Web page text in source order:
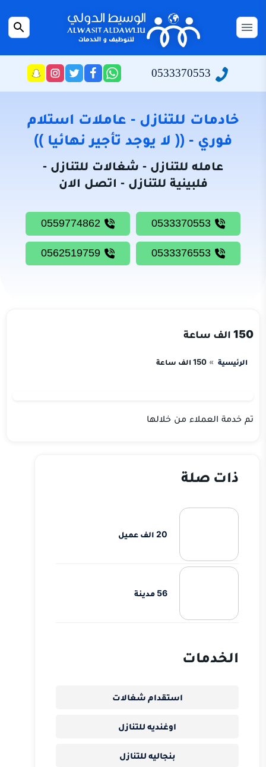
المحتوىالقائمة
الرئيسية
سياسة
من
نحن
خادمات
للتنازل
شغالات
للتنازل
بحث
0533370553
راسلنا
عبر
تابعنا
على
فيسبوك
تابعنا
على
تويتر
تابعنا
على
انستجرام
خادمات للتنازل - عاملات استلام
فوري - (( لا يوجد تأجير نهائيا ))
عامله للتنازل - شغالات للتنازل -
فلبينية للتنازل - اتصل الان
150 الف ساعة
الرئيسية 150 الف ساعة
تم خدمة العملاء من خلالها
ذات صلة
20 الف عميل
56 مدينة
الخدمات
استقدام شغالات
اوغنديه للتنازل
بنجاليه للتنازل